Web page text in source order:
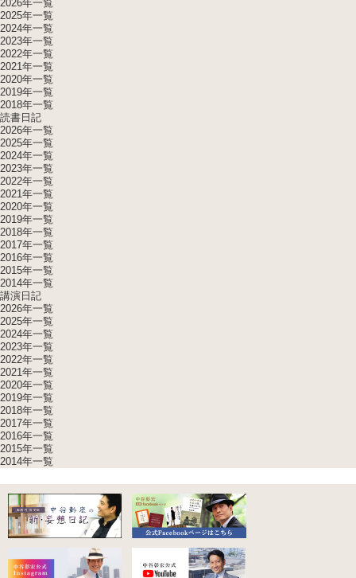
2026年一覧
2025年一覧
2024年一覧
2023年一覧
2022年一覧
2021年一覧
2020年一覧
2019年一覧
2018年一覧
読書日記
2026年一覧
2025年一覧
2024年一覧
2023年一覧
2022年一覧
2021年一覧
2020年一覧
2019年一覧
2018年一覧
2017年一覧
2016年一覧
2015年一覧
2014年一覧
講演日記
2026年一覧
2025年一覧
2024年一覧
2023年一覧
2022年一覧
2021年一覧
2020年一覧
2019年一覧
2018年一覧
2017年一覧
2016年一覧
2015年一覧
2014年一覧